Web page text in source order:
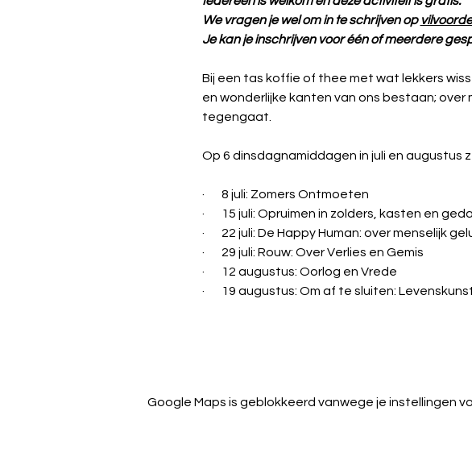
We vragen je wel om in te schrijven op
Je kan je inschrijven voor één of meerdere
Bij een tas koffie of thee met wat lekkers
en wonderlijke kanten van ons bestaan;
tegengaat.
Op 6 dinsdagnamiddagen in juli en augustus
·       8 juli: Zomers Ontmoeten
·       15 juli: Opruimen in zolders, kasten en
·       22 juli: De Happy Human: over menselijk
·       29 juli: Rouw: Over Verlies en Gemis
·       12 augustus: Oorlog en Vrede
·       19 augustus: Om af te sluiten:
Google Maps is geblokkeerd vanwege je instellingen